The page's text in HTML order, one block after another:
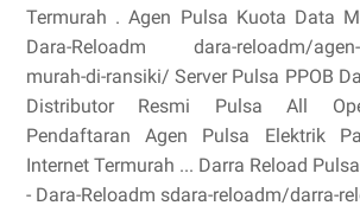
Termurah . Agen Pulsa Kuota Data
Dara-Reloadm dara-reloadm/agen-
murah-di-ransiki/ Server Pulsa PPOB
Distributor Resmi Pulsa All
Pendaftaran Agen Pulsa Elektrik
Internet Termurah ... Darra Reload
- Dara-Reloadm sdara-reloadm/darra-